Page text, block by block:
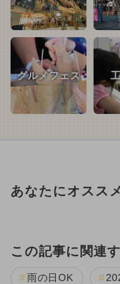
グルメフェス
あなたにオスス
この記事に関連
雨の日OK